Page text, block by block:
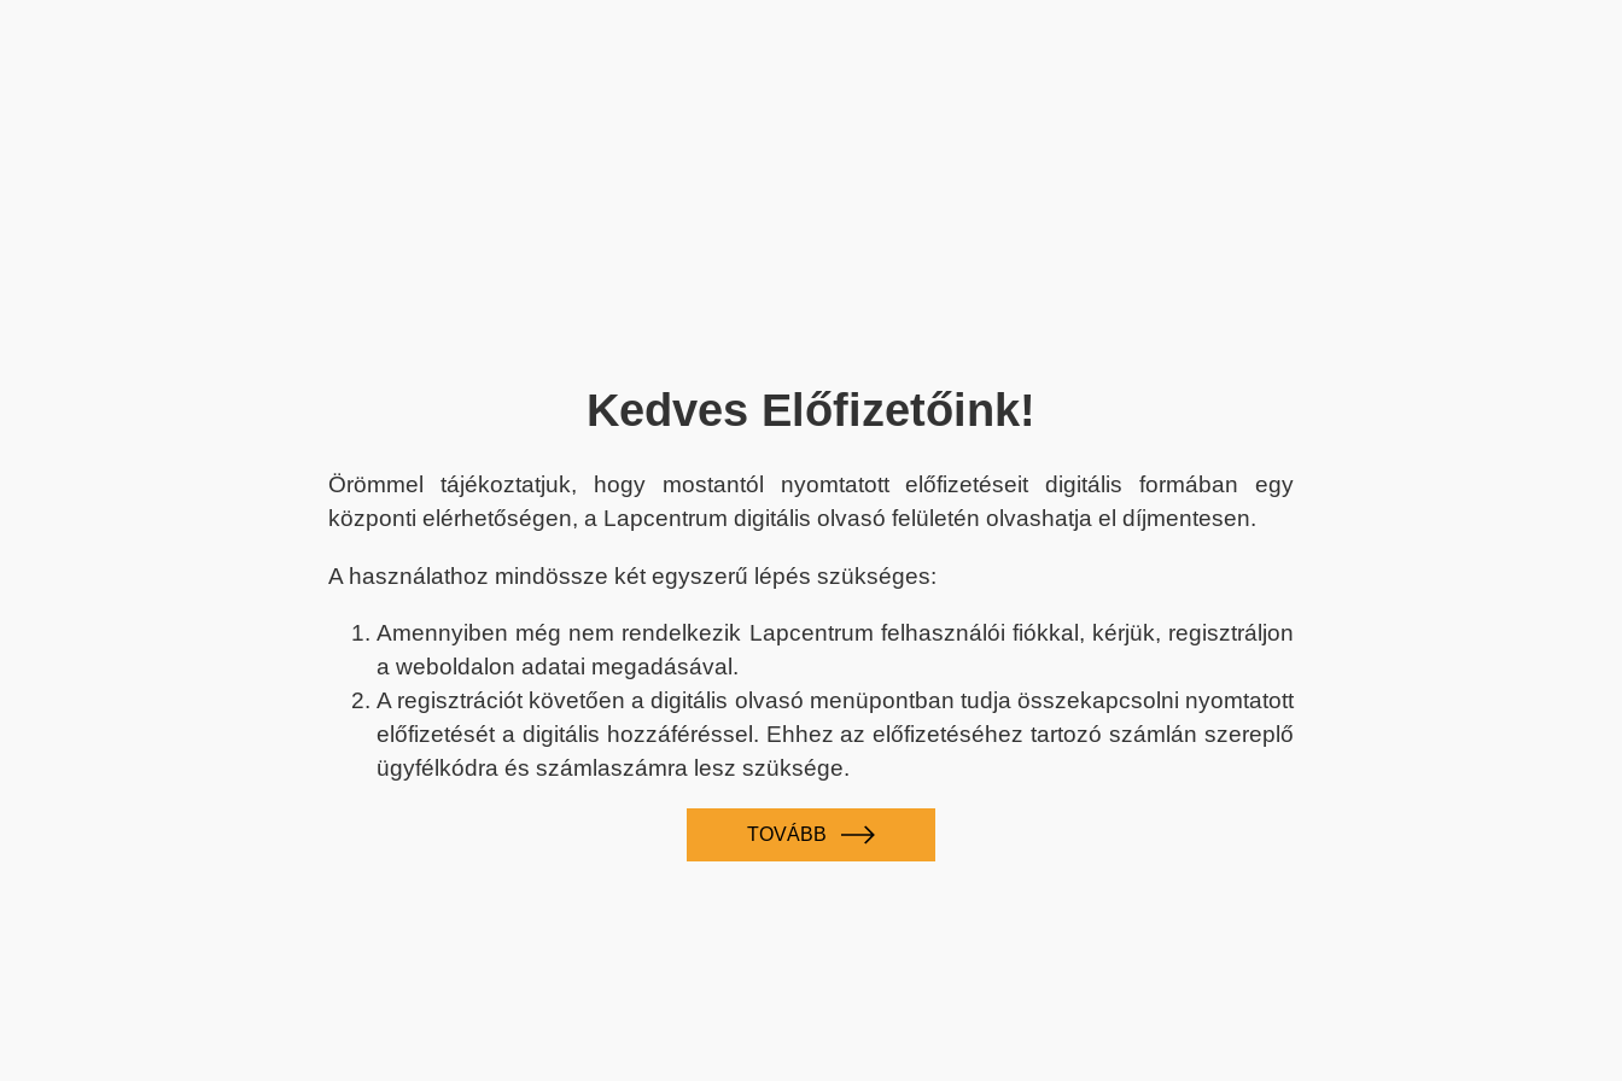
Kedves Előfizetőink!
Örömmel tájékoztatjuk, hogy mostantól nyomtatott előfizetéseit digitális formában egy
központi elérhetőségen, a Lapcentrum digitális olvasó felületén olvashatja el díjmentesen.
A használathoz mindössze két egyszerű lépés szükséges:
Amennyiben még nem rendelkezik Lapcentrum felhasználói fiókkal, kérjük, regisztráljon
a weboldalon adatai megadásával.
A regisztrációt követően a digitális olvasó menüpontban tudja összekapcsolni nyomtatott
előfizetését a digitális hozzáféréssel. Ehhez az előfizetéséhez tartozó számlán szereplő
ügyfélkódra és számlaszámra lesz szüksége.
TOVÁBB